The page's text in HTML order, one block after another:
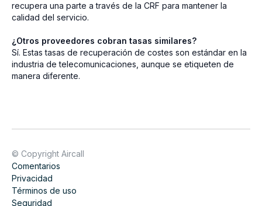
recupera una parte a través de la CRF para mantener la
calidad del servicio.
¿Otros proveedores cobran tasas similares?
Sí. Estas tasas de recuperación de costes son estándar en la
industria de telecomunicaciones, aunque se etiqueten de
manera diferente.
© Copyright Aircall
Comentarios
Privacidad
Términos de uso
Seguridad